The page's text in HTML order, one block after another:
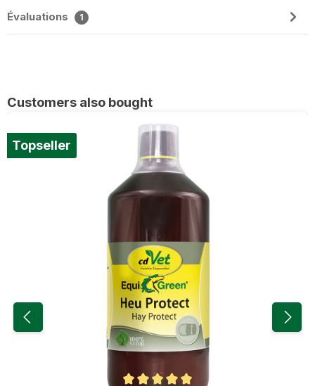
Évaluations 1
Ignorer la galerie de produits
Customers also bought
Topseller